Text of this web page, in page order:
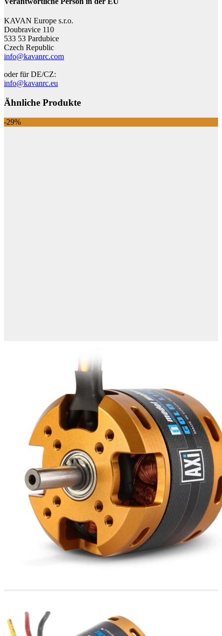
KAVAN Europe s.r.o.
Doubravice 110
533 53 Pardubice
Czech Republic
info@kavanrc.com
oder für DE/CZ:
info@kavanrc.eu
Ähnliche Produkte
-29%